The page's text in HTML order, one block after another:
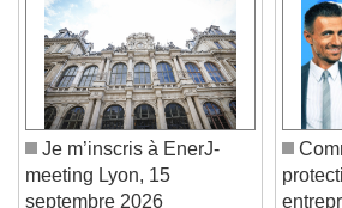
Color Opacity
Caption Area
Color Opacity
Font Size
Je m’inscris à EnerJ-
meeting Lyon, 15